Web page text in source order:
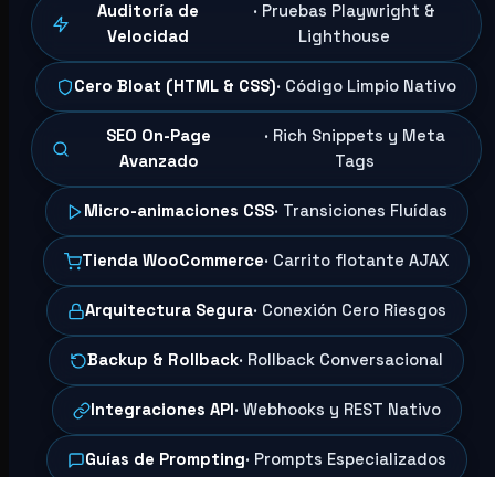
Auditoría de
Velocidad
· Pruebas Playwright &
Lighthouse
Cero Bloat (HTML & CSS)· Código Limpio Nativo
SEO On-Page
Avanzado
· Rich Snippets y Meta
Tags
Micro-animaciones CSS· Transiciones Fluídas
Tienda WooCommerce· Carrito flotante AJAX
Arquitectura Segura· Conexión Cero Riesgos
Backup & Rollback· Rollback Conversacional
Integraciones API· Webhooks y REST Nativo
Guías de Prompting· Prompts Especializados